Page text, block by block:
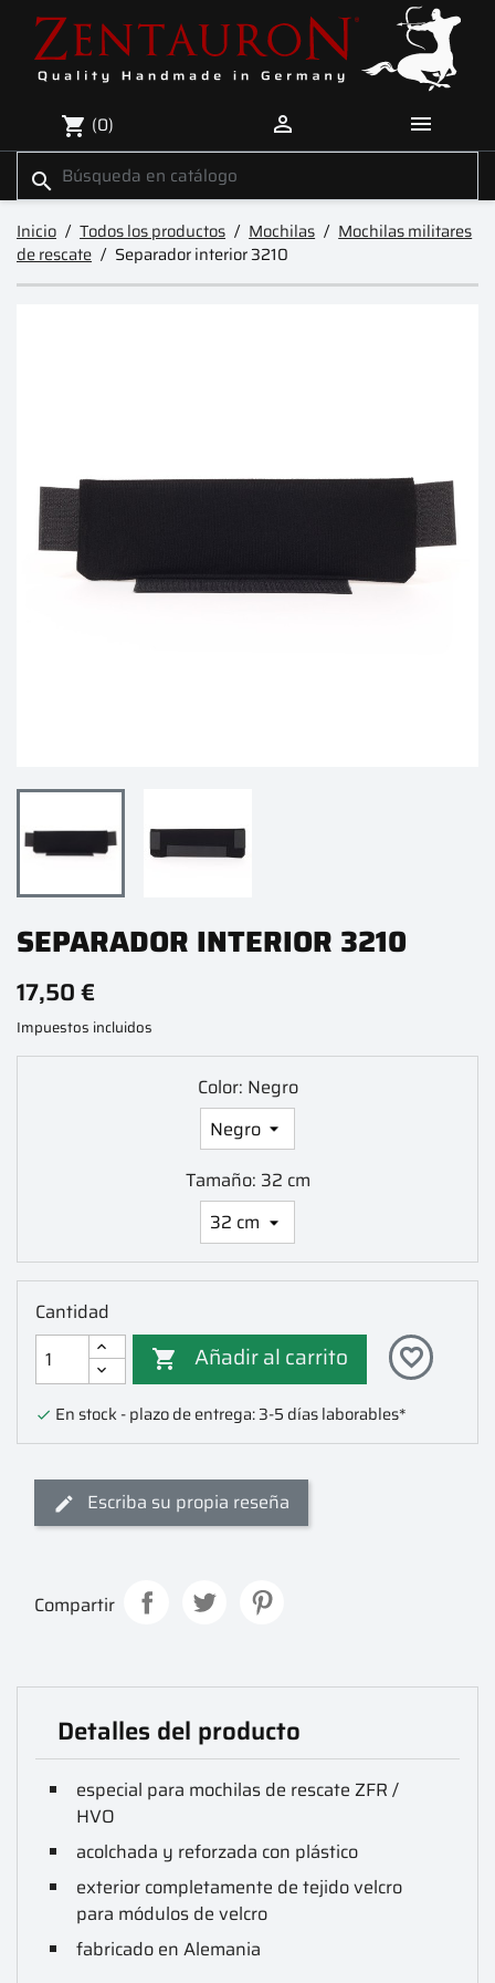
shopping_cart (0)  
search
Inicio Todos los productos Mochilas
Mochilas militares
de rescate
Separador interior 3210
SEPARADOR INTERIOR 3210
17,50 €
Impuestos incluidos
Color: Negro
Tamaño: 32 cm
Cantidad
 Añadir al carrito favorite_border
 En stock - plazo de entrega: 3-5 días laborables*
Escriba su propia reseña
Compartir
Detalles del producto
especial para mochilas de rescate ZFR /
HVO
acolchada y reforzada con plástico
exterior completamente de tejido velcro
para módulos de velcro
fabricado en Alemania